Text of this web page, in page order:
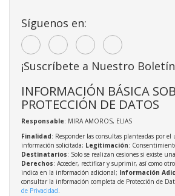
Síguenos en:
¡Suscríbete a Nuestro
INFORMACIÓN BÁSICA
PROTECCIÓN DE DATOS
Responsable: MIRA AMOROS, ELIAS
Finalidad: Responder las consultas planteadas por
información solicitada; Legitimación:
Destinatarios: Solo se realizan cesiones si existe
Derechos: Acceder, rectificar y suprimir, así como
indica en la información adicional; Información
consultar la información completa de Protección de
de Privacidad.